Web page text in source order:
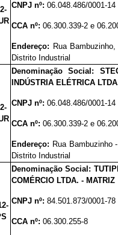
CNPJ nº:06.048.486/0001-14
CCA nº:06.300.339-2 e
Endereço: Rua
Distrito Industrial
Denominação Social:
INDÚSTRIA ELÉTRICA
CNPJ nº:06.048.486/0001-14
CCA nº:06.300.339-2 e
Endereço: Rua Bambuzinho
Distrito Industrial
Denominação Social:
COMÉRCIO LTDA. - MATRIZ
CNPJ nº:84.501.873/0001-78
CCA nº:06.300.255-8